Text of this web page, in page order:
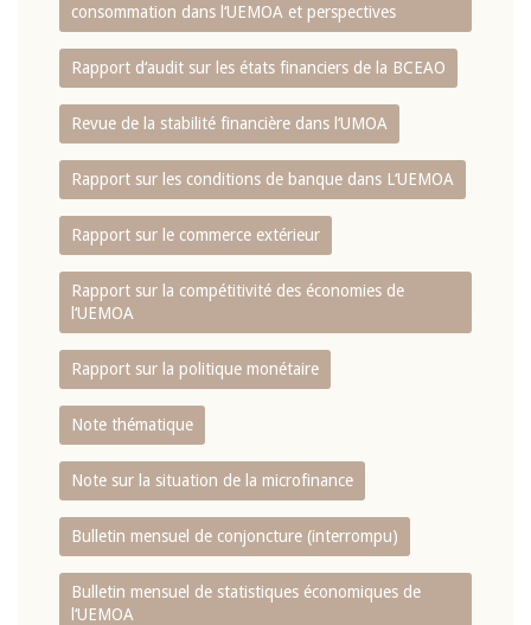
consommation dans l‘UEMOA et perspectives
Rapport d‘audit sur les états financiers de la BCEAO
Revue de la stabilité financière dans l‘UMOA
Rapport sur les conditions de banque dans L‘UEMOA
Rapport sur le commerce extérieur
Rapport sur la compétitivité des économies de
l‘UEMOA
Rapport sur la politique monétaire
Note thématique
Note sur la situation de la microfinance
Bulletin mensuel de conjoncture (interrompu)
Bulletin mensuel de statistiques économiques de
l‘UEMOA